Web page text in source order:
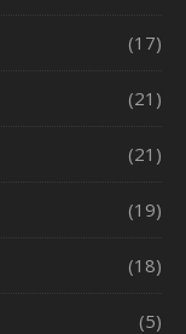
(17)
(21)
(21)
(19)
(18)
(5)